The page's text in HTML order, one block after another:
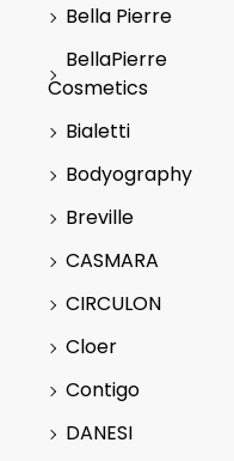
Bella Pierre
BellaPierre
Cosmetics
Bialetti
Bodyography
Breville
CASMARA
CIRCULON
Cloer
Contigo
DANESI